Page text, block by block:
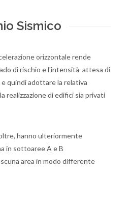
Sismico
orizzontale rende
di rischio e l'intensità attesa di
quindi adottare la relativa
realizzazione di edifici sia privati
hanno ulteriormente
in sottoaree A e B
area in modo differente